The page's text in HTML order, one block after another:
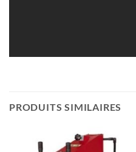
PRODUITS SIMILAIRES